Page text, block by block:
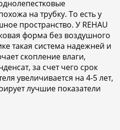
на трубку. То есть у
пространство. У REHAU
форма без воздушного
такая система надежней и
скопление влаги,
за счет чего срок
увеличивается на 4-5 лет,
лучшие показатели